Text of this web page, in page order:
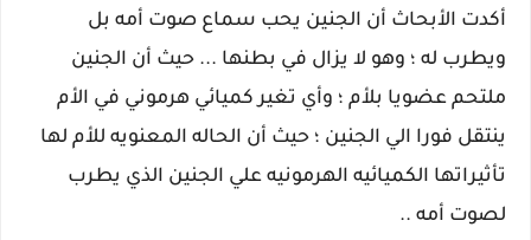
أكدت الأبحاث أن الجنين يحب سماع صوت أمه بل
ويطرب له ؛ وهو لا يزال في بطنها ... حيث أن الجنين
ملتحم عضويا بلأم ؛ وأي تغير كميائي هرموني في الأم
ينتقل فورا الي الجنين ؛ حيث أن الحاله المعنويه للأم لها
تأثيراتها الكميائيه الهرمونيه علي الجنين الذي يطرب
لصوت أمه ..